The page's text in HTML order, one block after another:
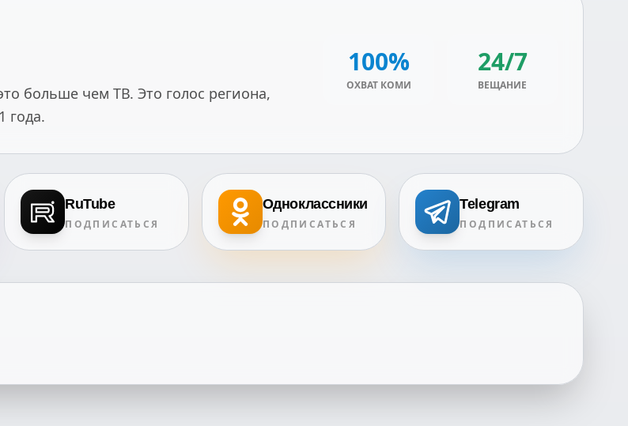
больше чем ТВ. Это голос региона,
года.
100%
ОХВАТ КОМИ
24/7
ВЕЩАНИЕ
RuTube
ПОДПИСАТЬСЯ
Одноклассники
ПОДПИСАТЬСЯ
Telegram
ПОДПИСАТЬСЯ